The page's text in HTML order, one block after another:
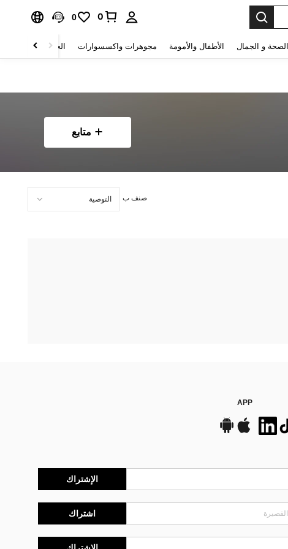
0
0
الصحة و الجمال الأطفال والأمومة مجوهرات واكسسوارات الحقائب والأمتعة
متابع
صنف ب
APP
الإشتراك
اشتراك